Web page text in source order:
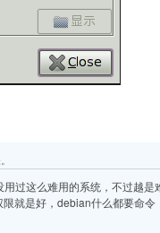
过这么难用的系统，不过越
就是好，debian什么都要命令